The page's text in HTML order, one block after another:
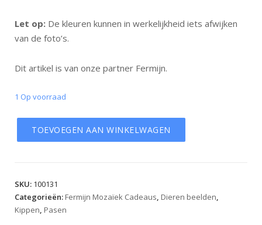
Let op: De kleuren kunnen in werkelijkheid iets afwijken
van de foto’s.
Dit artikel is van onze partner Fermijn.
1 Op voorraad
TOEVOEGEN AAN WINKELWAGEN
SKU: 100131
Categorieën: Fermijn Mozaïek Cadeaus, Dieren beelden,
Kippen, Pasen